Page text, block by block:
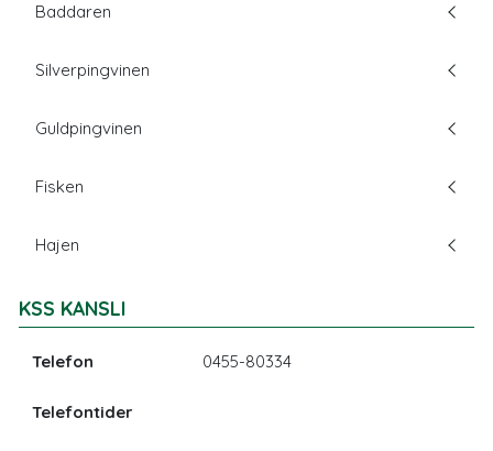
Baddaren
Silverpingvinen
Guldpingvinen
Fisken
Hajen
KSS KANSLI
Telefon 0455-80334
Telefontider